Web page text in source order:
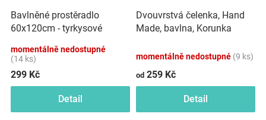
Bavlněné prostěradlo
60x120cm - tyrkysové
momentálně nedostupné
(14 ks)
299 Kč
Detail
Dvouvrstvá čelenka, Hand
Made, bavlna, Korunka
momentálně nedostupné (9 ks)
od 259 Kč
Detail